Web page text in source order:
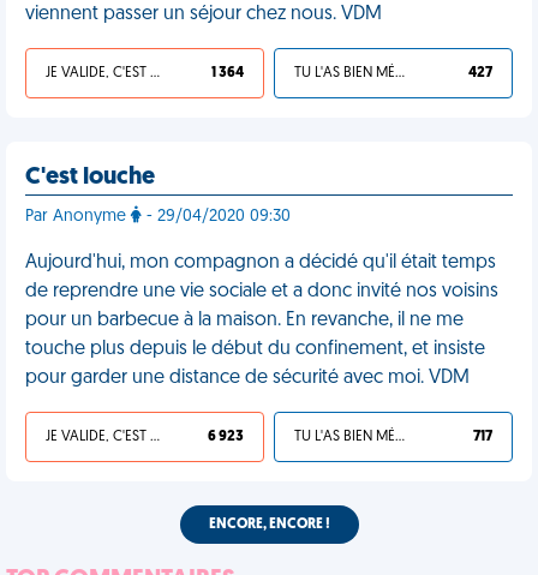
viennent passer un séjour chez nous. VDM
JE VALIDE, C'EST UNE VDM 1 364 TU L'AS BIEN MÉRITÉ 427
C'est louche
Par Anonyme - 29/04/2020 09:30
Aujourd'hui, mon compagnon a décidé qu'il était temps
de reprendre une vie sociale et a donc invité nos voisins
pour un barbecue à la maison. En revanche, il ne me
touche plus depuis le début du confinement, et insiste
pour garder une distance de sécurité avec moi. VDM
JE VALIDE, C'EST UNE VDM 6 923 TU L'AS BIEN MÉRITÉ 717
ENCORE, ENCORE !